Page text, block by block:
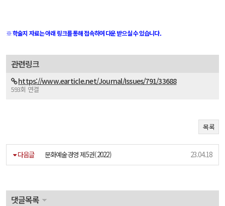
※ 학술지 자료는 아래 링크를 통해 접속하여 다운 받으실 수 있습니다.
관련링크
https://www.earticle.net/Journal/Issues/791/33688
593회 연결
목록
다음글 문화예술경영 제5권(2022) 23.04.18
댓글목록